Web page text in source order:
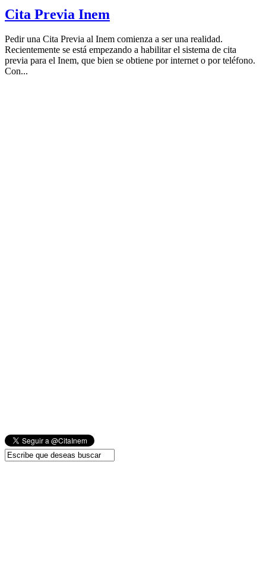
Cita Previa Inem
Pedir una Cita Previa al Inem comienza a ser una realidad.
Recientemente se está empezando a habilitar el sistema de cita
previa para el Inem, que bien se obtiene por internet o por teléfono.
Con...